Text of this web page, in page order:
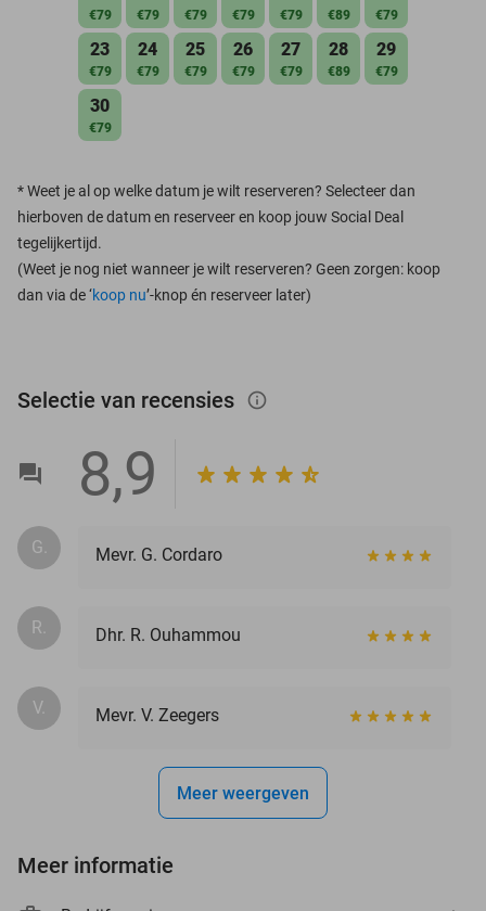
€79 €79 €79 €79 €79 €89 €79
23
€79
24
€79
25
€79
26
€79
27
€79
28
€89
29
€79
30
€79
*Weet je al op welke datum je wilt reserveren? Selecteer dan
hierboven de datum en reserveer en koop jouw Social Deal
tegelijkertijd.
(Weet je nog niet wanneer je wilt reserveren? Geen zorgen: koop
dan via de ‘koop nu’-knop én reserveer later)
Selectie van recensies info_outlined
8,9
G. Mevr. G. Cordaro
R. Dhr. R. Ouhammou
V. Mevr. V. Zeegers
Meer weergeven
Meer informatie